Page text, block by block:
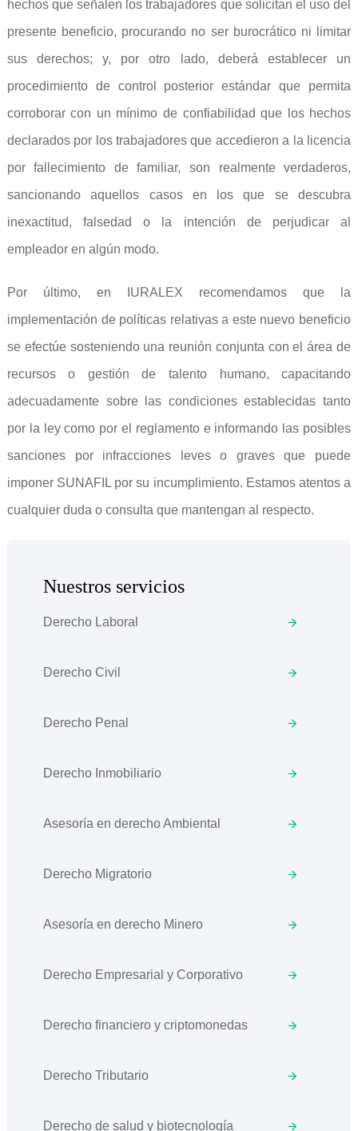
hechos que señalen los trabajadores que solicitan el uso del
presente beneficio, procurando no ser burocrático ni limitar
sus derechos; y, por otro lado, deberá establecer un
procedimiento de control posterior estándar que permita
corroborar con un mínimo de confiabilidad que los hechos
declarados por los trabajadores que accedieron a la licencia
por fallecimiento de familiar, son realmente verdaderos,
sancionando aquellos casos en los que se descubra
inexactitud, falsedad o la intención de perjudicar al
empleador en algún modo.
Por último, en IURALEX recomendamos que la
implementación de políticas relativas a este nuevo beneficio
se efectúe sosteniendo una reunión conjunta con el área de
recursos o gestión de talento humano, capacitando
adecuadamente sobre las condiciones establecidas tanto
por la ley como por el reglamento e informando las posibles
sanciones por infracciones leves o graves que puede
imponer SUNAFIL por su incumplimiento. Estamos atentos a
cualquier duda o consulta que mantengan al respecto.
Nuestros servicios
Derecho Laboral
Derecho Civil
Derecho Penal
Derecho Inmobiliario
Asesoría en derecho Ambiental
Derecho Migratorio
Asesoría en derecho Minero
Derecho Empresarial y Corporativo
Derecho financiero y criptomonedas
Derecho Tributario
Derecho de salud y biotecnología